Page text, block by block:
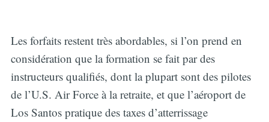
Les forfaits restent très abordables, si l’on prend en
considération que la formation se fait par des
instructeurs qualifiés, dont la plupart sont des pilotes
de l’U.S. Air Force à la retraite, et que l’aéroport de
Los Santos pratique des taxes d’atterrissage